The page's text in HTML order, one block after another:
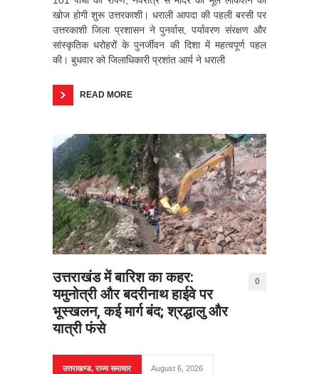
खोज होगी शुरू उत्तरकाशी। धराली आपदा की पहली बरसी पर
उत्तरकाशी जिला प्रशासन ने पुनर्वास, पर्यावरण संरक्षण और
सांस्कृतिक धरोहरों के पुनर्जीवन की दिशा में महत्वपूर्ण पहल
की। बुधवार को जिलाधिकारी प्रशांत आर्य ने धराली
READ MORE
उत्तराखंड में बारिश का कहर:
यमुनोत्री और बदरीनाथ हाईवे पर
भूस्खलन, कई मार्ग बंद; श्रद्धालु और
यात्री फंसे
0
उत्तराखण्ड,राज्य समाचार August 6, 2026